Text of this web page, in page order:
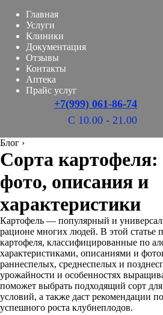
Главная
Услуги
Клиники
Документация
Отзывы
Контакты
Аптека
Прайс услуг
+7(999) 061-86-74
С 10.00 - 21.00
Блог ›
Сорта картофеля:
фото, описания и
характеристики
Картофель — популярный и
рационе многих людей. В этой статье
картофеля, классифицированные по
характеристиками, описаниями и
раннеспелых, среднеспелых и
урожайности и особенностях
поможет выбрать подходящий сорт
условий, а также даст рекомендации
успешного роста клубнеплодов.